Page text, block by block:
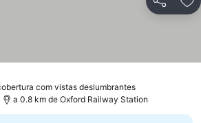
Partilhar
com vistas deslumbrantesVer preços
a 0.8 km de Oxford Railway Station